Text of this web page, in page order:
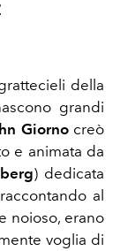
della
grandi
Giornocreò
e animata da
) dedicata
al
noioso, erano
voglia di